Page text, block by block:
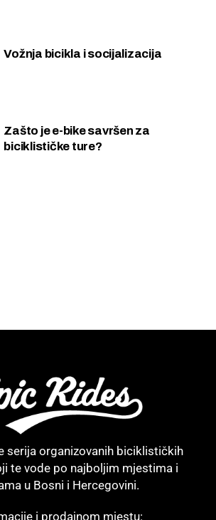
Vožnja bicikla i socijalizacija
Zašto je e-bike savršen za
biciklističke ture?
serija organizovanih biciklističkih
te vode po najboljim mjestima i
u Bosni i Hercegovini.
i prodajnom mjestu: